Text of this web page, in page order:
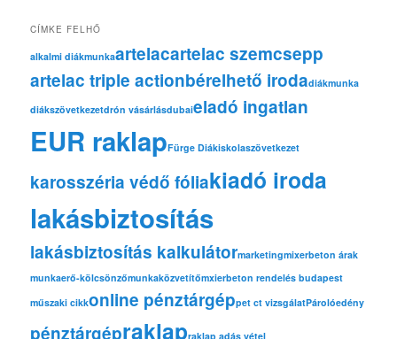
CÍMKE FELHŐ
alkalmi diákmunkaartelacartelac szemcsepp
artelac triple actionbérelhető irodadiákmunka
diákszövetkezetdrón vásárlásdubaieladó ingatlan
EUR raklapFürge Diákiskolaszövetkezet
karosszéria védő fóliakiadó iroda
lakásbiztosítás
lakásbiztosítás kalkulátormarketingmixerbeton árak
munkaerő-kölcsönzőmunkaközvetítőmxierbeton rendelés budapest
műszaki cikkonline pénztárgéppet ct vizsgálatPárolóedény
pénztárgépraklapraklap adás vétel